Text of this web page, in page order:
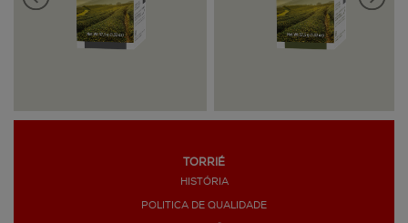
TORRIÉ
HISTÓRIA
POLITICA DE QUALIDADE